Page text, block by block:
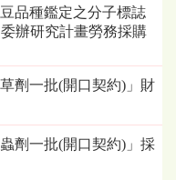
品種鑑定之分子標誌
辦研究計畫勞務採購
劑一批(開口契約)」財
劑一批(開口契約)」採